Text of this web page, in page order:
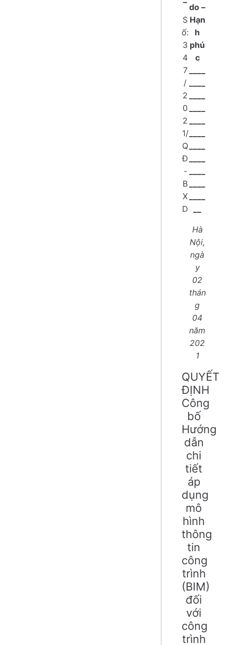
S
ố:
3
4
7
/
2
0
2
1/
Q
Đ
-
B
X
D
do –
Hạn
h
phú
c
Hà
Nội,
ngà
y
02
thán
g
04
năm
202
1
QUYẾT
ĐỊNH
Công
bố
Hướng
dẫn
chi
tiết
áp
dụng
mô
hình
thông
tin
công
trình
(BIM)
đối
với
công
trình